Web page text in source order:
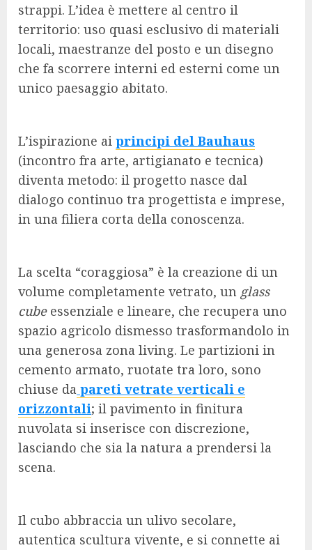
strappi. L’idea è mettere al centro il
territorio: uso quasi esclusivo di materiali
locali, maestranze del posto e un disegno
che fa scorrere interni ed esterni come un
unico paesaggio abitato.
L’ispirazione ai principi del Bauhaus
(incontro fra arte, artigianato e tecnica)
diventa metodo: il progetto nasce dal
dialogo continuo tra progettista e imprese,
in una filiera corta della conoscenza.
La scelta “coraggiosa” è la creazione di un
volume completamente vetrato, un glass
cubeessenziale e lineare, che recupera uno
spazio agricolo dismesso trasformandolo in
una generosa zona living. Le partizioni in
cemento armato, ruotate tra loro, sono
chiuse da pareti vetrate verticali e
orizzontali; il pavimento in finitura
nuvolata si inserisce con discrezione,
lasciando che sia la natura a prendersi la
scena.
Il cubo abbraccia un ulivo secolare,
autentica scultura vivente, e si connette ai